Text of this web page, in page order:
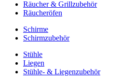
Räucher & Grillzubehör
Räucheröfen
Schirme
Schirmzubehör
Stühle
Liegen
Stühle- & Liegenzubehör